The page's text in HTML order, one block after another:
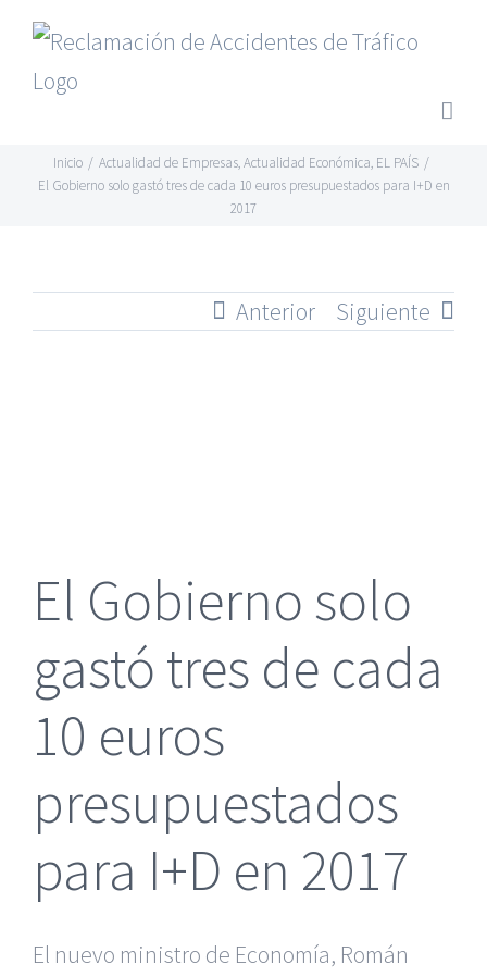
Saltar
contenido
Inicio / Actualidad de Empresas,Actualidad Económica, EL PAÍS /
El Gobierno solo gastó tres de cada 10 euros presupuestados para I+D en
2017
Anterior Siguiente
El Gobierno solo
gastó tres de cada
10 euros
presupuestados
para I+D en 2017
El nuevo ministro de Economía, Román